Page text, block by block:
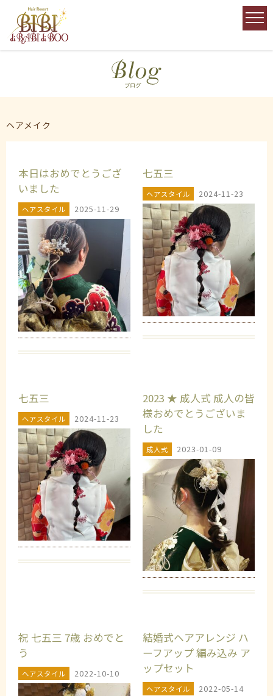
ヘアメイク
本日はおめでとうござ
いました️
ヘアスタイル 2025-11-29
七五三
ヘアスタイル 2024-11-23
七五三
ヘアスタイル 2024-11-23
2023 ★ 成人式 成人の皆
様おめでとうございま
した️
成人式 2023-01-09
祝 七五三 7歳 おめでと
う
ヘアスタイル 2022-10-10
結婚式ヘアアレンジ ハ
ーフアップ 編み込み ア
ップセット
ヘアスタイル 2022-05-14